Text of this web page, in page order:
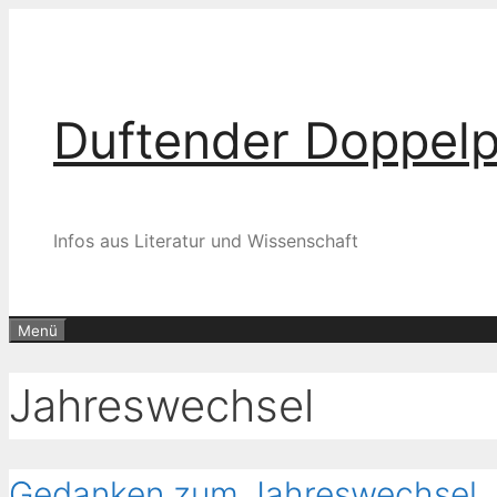
Duftender
Infos aus Literatur und Wissenschaft
Menü
Jahreswechsel